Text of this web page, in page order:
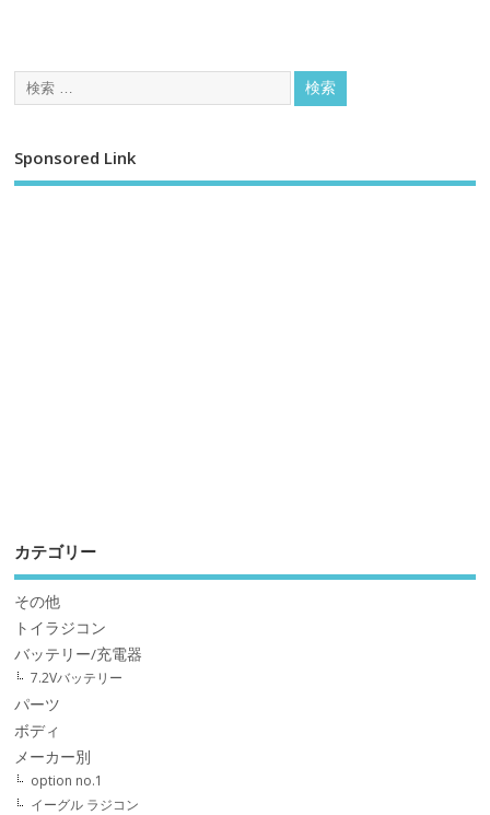
Sponsored Link
カテゴリー
その他
トイラジコン
バッテリー/充電器
7.2Vバッテリー
パーツ
ボディ
メーカー別
option no.1
イーグル ラジコン